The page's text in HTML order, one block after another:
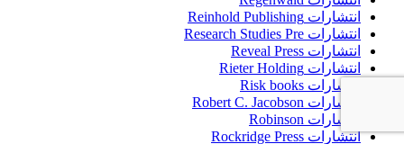
انتشارات Reinhold Publishing
انتشارات Research Studies Pre
انتشارات Reveal Press
انتشارات Rieter Holding
انتشارات Risk books
انتشارات Robert C. Jacobson
انتشارات Robinson
انتشارات Rockridge Press